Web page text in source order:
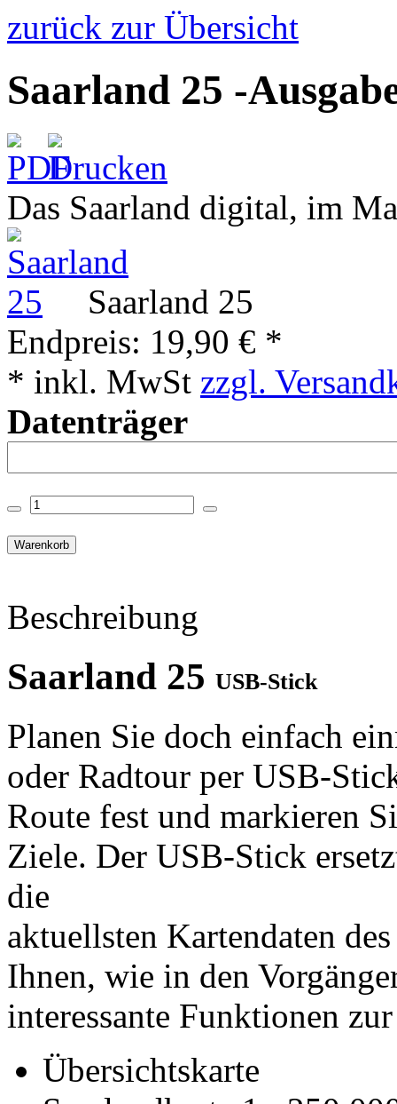
zurück zur Übersicht
Saarland 25 -
Das Saarland digital, im
Saarland 25
Endpreis: 19,90 € *
* inkl. MwSt zzgl.
Datenträger
Beschreibung
Saarland 25 USB-Stick
Planen Sie doch einfach
oder Radtour per USB-
Route fest und markieren
Ziele. Der USB-Stick
die
aktuellsten Kartendaten
Ihnen, wie in den
interessante Funktionen
Übersichtskarte